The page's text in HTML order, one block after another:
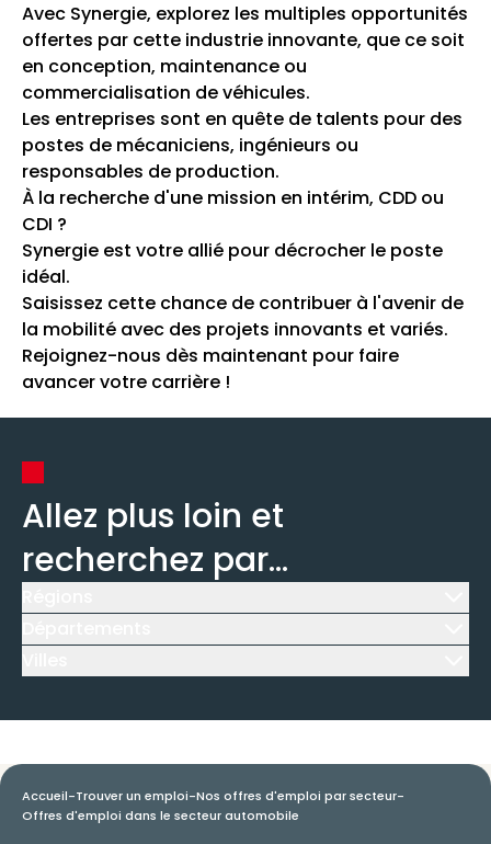
Avec Synergie, explorez les multiples opportunités
offertes par cette industrie innovante, que ce soit
en conception, maintenance ou
commercialisation de véhicules.
Les entreprises sont en quête de talents pour des
postes de mécaniciens, ingénieurs ou
responsables de production.
À la recherche d'une mission en intérim, CDD ou
CDI ?
Synergie est votre allié pour décrocher le poste
idéal.
Saisissez cette chance de contribuer à l'avenir de
la mobilité avec des projets innovants et variés.
Rejoignez-nous dès maintenant pour faire
avancer votre carrière !
Allez plus loin et
recherchez par...
Accueil-Trouver un emploi-Nos offres d'emploi par secteur-
Offres d'emploi dans le secteur automobile